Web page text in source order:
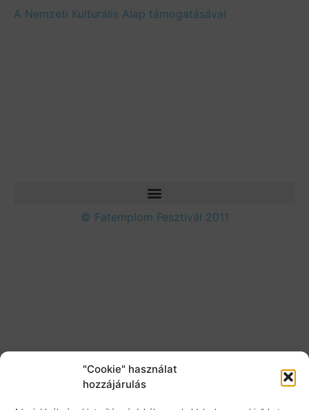
"Cookie" használat
hozzájárulás
A Nemzeti Kulturális Alap támogatásával
© Fatemplom Fesztivál 2011